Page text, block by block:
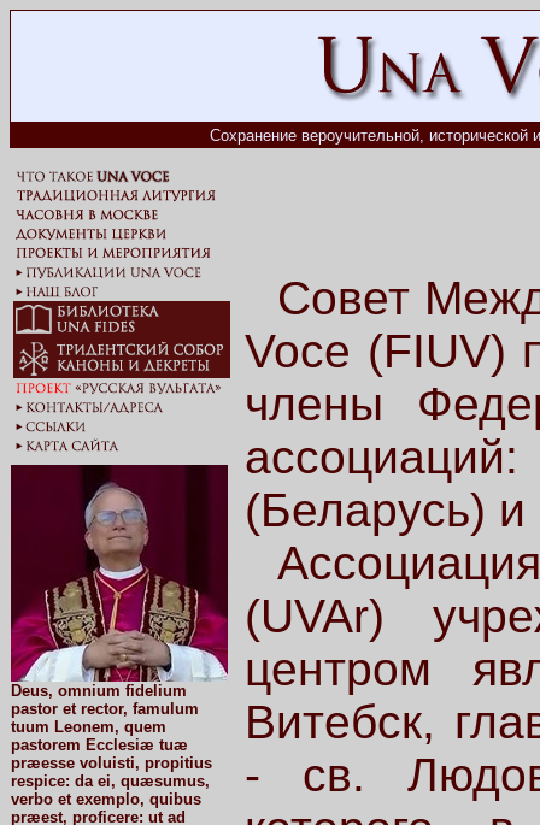
Сохранение вероучительной, исторической
Deus, omnium fidelium
pastor et rector, famulum
tuum Leonem, quem
pastorem Ecclesiæ tuæ
præesse voluisti, propitius
respice: da ei, quæsumus,
verbo et exemplo, quibus
præest, proficere: ut ad
Совет
Voce (FIUV)
члены
(Беларусь)
(UVAr)
центром
Витебск,
- св.